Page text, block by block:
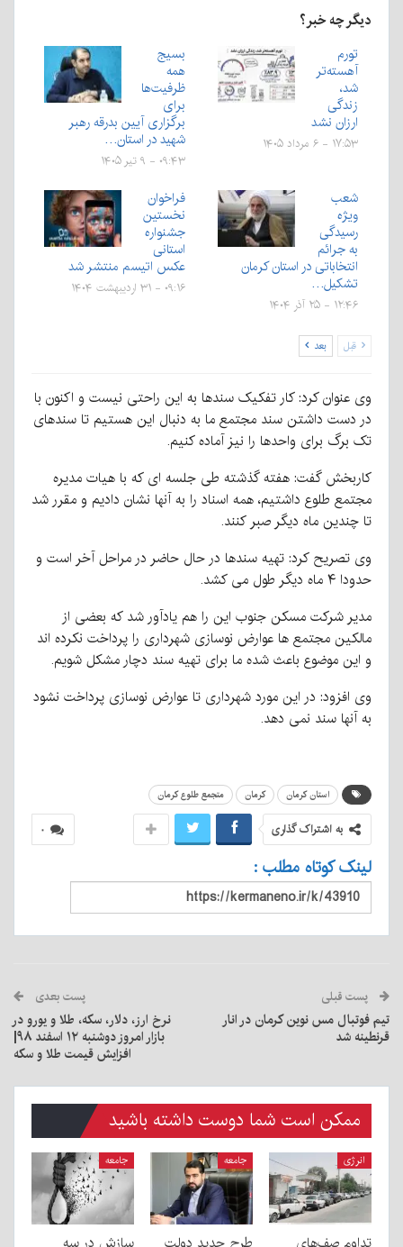
دیگر چه خبر؟
تورم
آهسته‌تر
شد،
زندگی
ارزان نشد
۱۷:۵۳ - ۶ مرداد ۱۴۰۵
بسیج
همه
ظرفیت‌ها
برای
برگزاری آیین بدرقه رهبر
شهید در استان…
۰۹:۴۳ - ۹ تیر ۱۴۰۵
شعب
ویژه
رسیدگی
به جرائم
انتخاباتی در استان کرمان
تشکیل…
۱۲:۴۶ - ۲۵ آذر ۱۴۰۴
فراخوان
نخستین
جشنواره
استانی
عکس اتیسم منتشر شد
۰۹:۱۶ - ۳۱ اردیبهشت ۱۴۰۴
قبل بعد
وی عنوان کرد: کار تفکیک سندها به این راحتی نیست و اکنون با
در دست داشتن سند مجتمع ما به دنبال این هستیم تا سندهای
تک برگ برای واحدها را نیز آماده کنیم.
کاربخش گفت: هفته گذشته طی جلسه ای که با هیات مدیره
مجتمع طلوع داشتیم، همه اسناد را به آنها نشان دادیم و مقرر شد
تا چندین ماه دیگر صبر کنند.
وی تصریح کرد: تهیه سندها در حال حاضر در مراحل آخر است و
حدودا ۴ ماه دیگر طول می کشد.
مدیر شرکت مسکن جنوب این را هم یادآور شد که بعضی از
مالکین مجتمع ها عوارض نوسازی شهرداری را پرداخت نکرده اند
و این موضوع باعث شده ما برای تهیه سند دچار مشکل شویم.
وی افزود: در این مورد شهرداری تا عوارض نوسازی پرداخت نشود
به آنها سند نمی دهد.
استان کرمان کرمان متجمع طلوع کرمان
۰ به اشتراک گذاری
لینک کوتاه مطلب :
پست قبلی
تیم فوتبال مس نوین کرمان در انار
قرنطینه شد
پست بعدی
نرخ ارز، دلار، سکه، طلا و یورو در
بازار امروز دوشنبه ۱۲ اسفند ۹۸|
افزایش قیمت طلا و سکه
ممکن است شما دوست داشته باشید
انرژی جامعه جامعه